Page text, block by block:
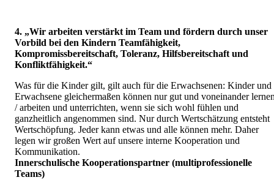
4. „Wir arbeiten verstärkt im Team und fördern durch unser
Vorbild bei den Kindern Teamfähigkeit,
Kompromissbereitschaft, Toleranz, Hilfsbereitschaft und
Konfliktfähigkeit.“
Was für die Kinder gilt, gilt auch für die Erwachsenen: Kinder und
Erwachsene gleichermaßen können nur gut und voneinander
/ arbeiten und unterrichten, wenn sie sich wohl fühlen und
ganzheitlich angenommen sind. Nur durch Wertschätzung entsteht
Wertschöpfung. Jeder kann etwas und alle können mehr. Daher
legen wir großen Wert auf unsere interne Kooperation und
Kommunikation.
Innerschulische Kooperationspartner (multiprofessionelle
Teams)